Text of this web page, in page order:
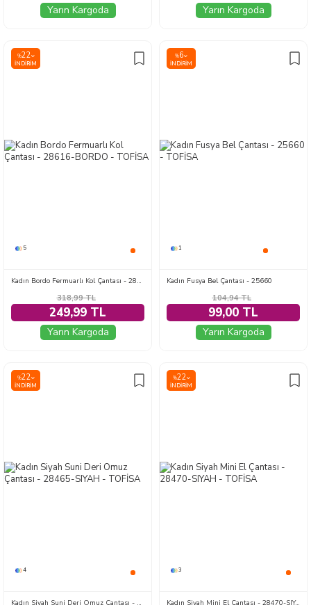
Yarın Kargoda Yarın Kargoda
%22
İNDIRIM
5
Kadın Bordo Fermuarlı Kol Çantası - 28616-BORDO
318,99TL
249,99 TL
Yarın Kargoda
%6
İNDIRIM
1
Kadın Fusya Bel Çantası - 25660
104,94TL
99,00 TL
Yarın Kargoda
%22
İNDIRIM
4
Kadın Siyah Suni Deri Omuz Çantası - 28465-SIYAH
%22
İNDIRIM
3
Kadın Siyah Mini El Çantası - 28470-SIYAH